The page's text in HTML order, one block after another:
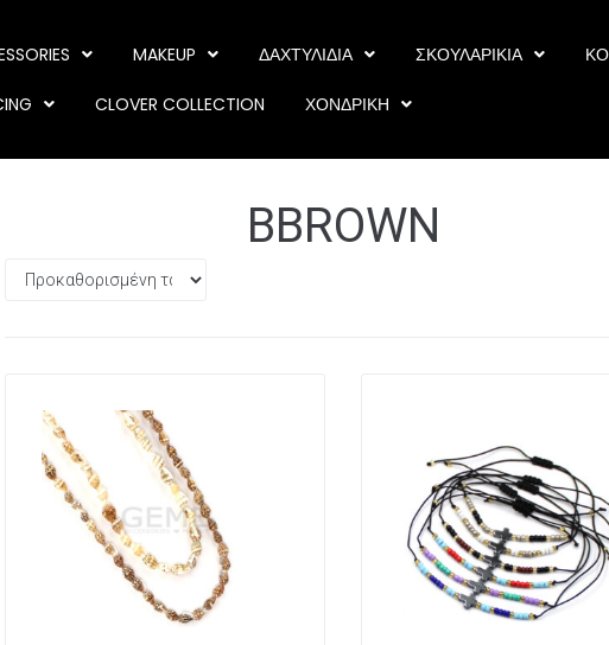
MAKEUP ΔΑΧΤΥΛΙΔΙΑ ΣΚΟΥΛΑΡΙΚΙΑ
CLOVER COLLECTION ΧΟΝΔΡΙΚΗ
BBROWN